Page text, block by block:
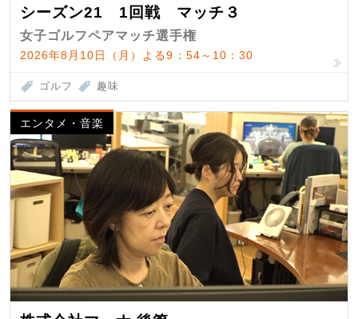
シーズン21 1回戦 マッチ３
女子ゴルフペアマッチ選手権
2026年8月10日（月）よる9：54～10：30
ゴルフ 趣味
エンタメ・音楽